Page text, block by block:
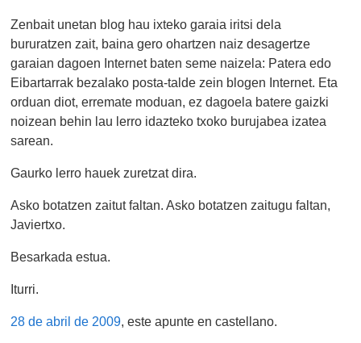
Zenbait unetan blog hau ixteko garaia iritsi dela
bururatzen zait, baina gero ohartzen naiz desagertze
garaian dagoen Internet baten seme naizela: Patera edo
Eibartarrak bezalako posta-talde zein blogen Internet. Eta
orduan diot, erremate moduan, ez dagoela batere gaizki
noizean behin lau lerro idazteko txoko burujabea izatea
sarean.
Gaurko lerro hauek zuretzat dira.
Asko botatzen zaitut faltan. Asko botatzen zaitugu faltan,
Javiertxo.
Besarkada estua.
Iturri.
28 de abril de 2009, este apunte en castellano.